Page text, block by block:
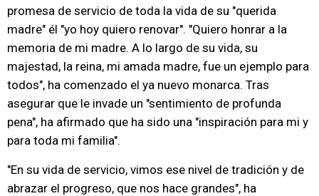
promesa de servicio de toda la vida de su "querida
madre" él "yo hoy quiero renovar". "Quiero honrar a la
memoria de mi madre. A lo largo de su vida, su
majestad, la reina, mi amada madre, fue un ejemplo para
todos", ha comenzado el ya nuevo monarca. Tras
asegurar que le invade un "sentimiento de profunda
pena", ha afirmado que ha sido una "inspiración para mi y
para toda mi familia".
"En su vida de servicio, vimos ese nivel de tradición y de
abrazar el progreso, que nos hace grandes", ha